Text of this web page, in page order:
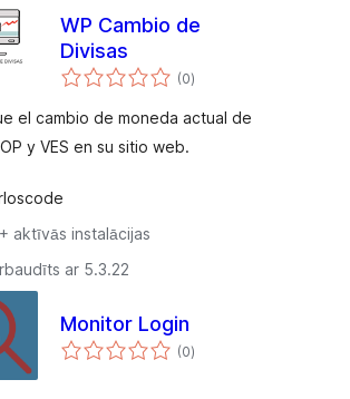
WP Cambio de
Divisas
(0vērtējumu
kopsumma
)
el cambio de moneda actual de
y VES en su sitio web.
aktīvās instalācijas
ar 5.3.22
Monitor Login
(0vērtējumu
kopsumma
)